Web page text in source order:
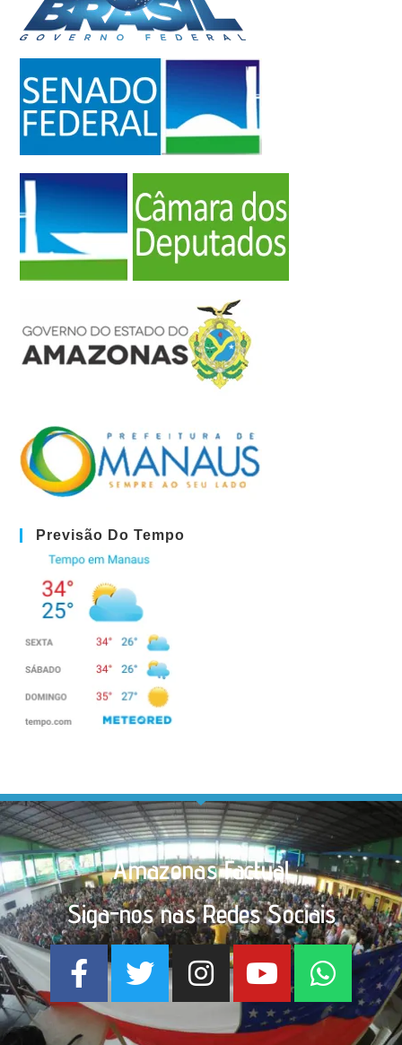
Previsão Do Tempo
Amazonas Factual
Siga-nos nas Redes Sociais